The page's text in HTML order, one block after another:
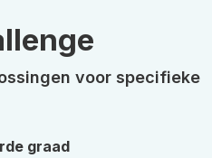
voor specifieke
graad